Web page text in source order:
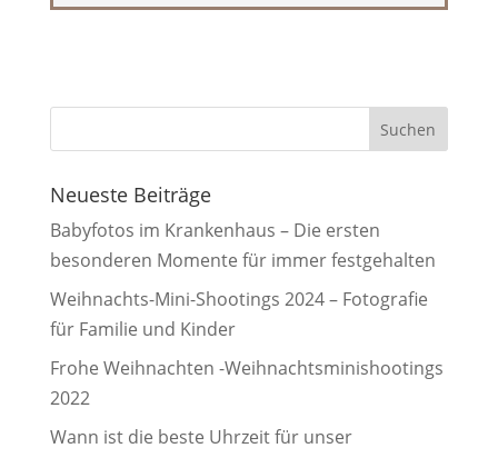
Neueste Beiträge
Babyfotos im Krankenhaus – Die ersten
besonderen Momente für immer festgehalten
Weihnachts-Mini-Shootings 2024 – Fotografie
für Familie und Kinder
Frohe Weihnachten -Weihnachtsminishootings
2022
Wann ist die beste Uhrzeit für unser